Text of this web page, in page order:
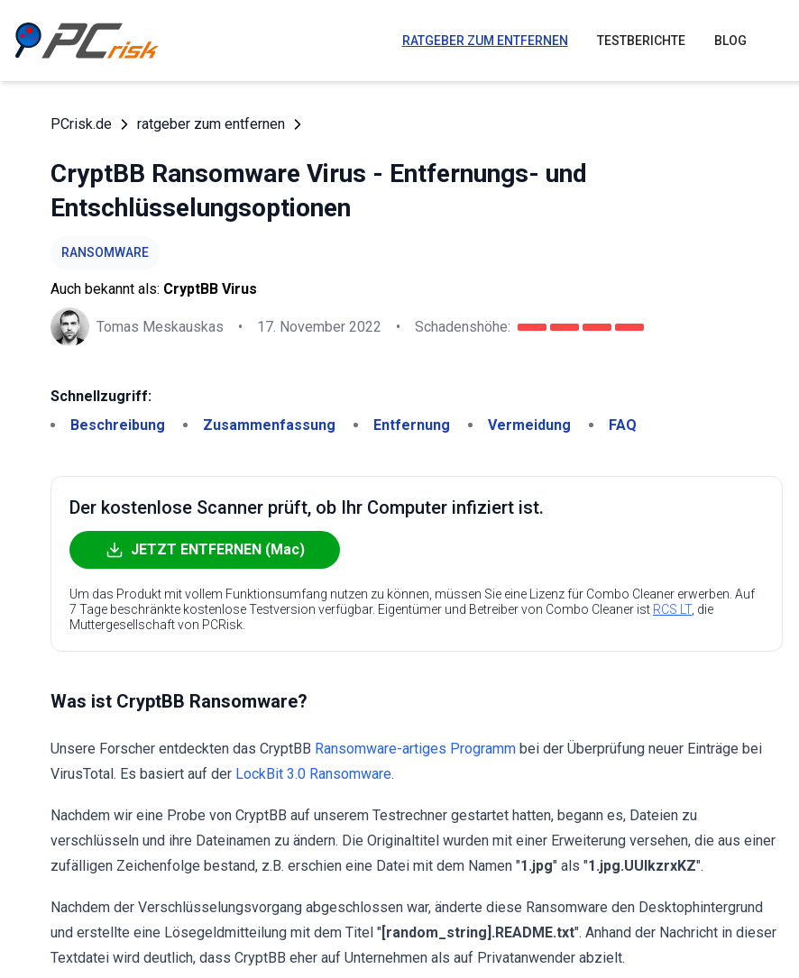
RATGEBER ZUM ENTFERNEN TESTBERICHTE BLOG
PCrisk.de ratgeber zum entfernen
CryptBB Ransomware Virus - Entfernungs- und
Entschlüsselungsoptionen
RANSOMWARE
Auch bekannt als: CryptBB Virus
Tomas Meskauskas • 17. November 2022 • Schadenshöhe:
Schnellzugriff:
Beschreibung
Zusammenfassung Entfernung Vermeidung FAQ
Der kostenlose Scanner prüft, ob Ihr Computer infiziert ist.
JETZT ENTFERNEN (Mac)
Um das Produkt mit vollem Funktionsumfang nutzen zu können, müssen Sie eine Lizenz für Combo Cleaner erwerben. Auf
7 Tage beschränkte kostenlose Testversion verfügbar. Eigentümer und Betreiber von Combo Cleaner ist RCS LT, die
Muttergesellschaft von PCRisk.
Was ist CryptBB Ransomware?
Unsere Forscher entdeckten das CryptBB Ransomware-artiges Programm bei der Überprüfung neuer Einträge bei
VirusTotal. Es basiert auf der LockBit 3.0 Ransomware.
Nachdem wir eine Probe von CryptBB auf unserem Testrechner gestartet hatten, begann es, Dateien zu
verschlüsseln und ihre Dateinamen zu ändern. Die Originaltitel wurden mit einer Erweiterung versehen, die aus einer
zufälligen Zeichenfolge bestand, z.B. erschien eine Datei mit dem Namen "1.jpg" als "1.jpg.UUIkzrxKZ".
Nachdem der Verschlüsselungsvorgang abgeschlossen war, änderte diese Ransomware den Desktophintergrund
und erstellte eine Lösegeldmitteilung mit dem Titel "[random_string].README.txt". Anhand der Nachricht in dieser
Textdatei wird deutlich, dass CryptBB eher auf Unternehmen als auf Privatanwender abzielt.